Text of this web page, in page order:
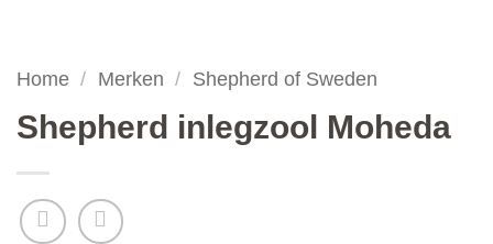
Home / Merken / Shepherd of Sweden
Shepherd inlegzool Moheda